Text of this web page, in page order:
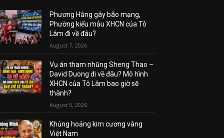
Phương Hằng gây bão mạng,
Phường kiểu mẫu XHCN của Tô
Lâm đi về đâu?
August 7, 2026
Vụ án tham nhũng Sheng Thao –
David Duong đi về đâu? Mô hình
XHCN của Tô Lâm bao giờ sẽ
thành?
August 5, 2026
Khủng hoảng kim cương vàng
Việt Nam